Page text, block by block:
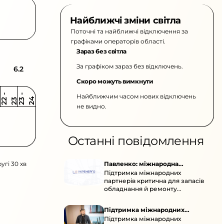
6.2
2 2
-
2 3 2 3
-
2 4
30 хв
Найближчі зміни світла
Поточні та найближчі відключення за
графіками операторів області.
Зараз без світла
За графіком зараз без відключень.
Скоро можуть вимкнути
Найближчим часом нових відключень
не видно.
Останні повідомлення
Павленко: міжнародна
підтримка для стійкості
енергосистеми
Підтримка міжнародних
партнерів критична для запасів
обладнання й ремонту
Підтримка міжнародних
партнерів для стійкості
Підтримка міжнародних